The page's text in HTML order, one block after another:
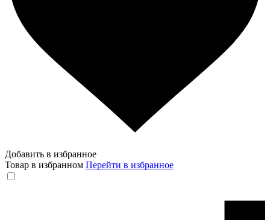
Добавить в избранное
Товар в избранном Перейти в избранное